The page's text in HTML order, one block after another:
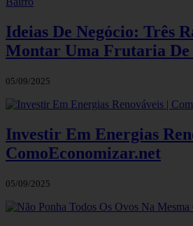
Ideias De Negócio: Três
Montar Uma Frutaria
05/09/2025
Investir Em Energias
ComoEconomizar.net
05/09/2025